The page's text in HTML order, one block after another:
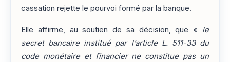
cassation rejette le pourvoi formé par la banque.
Elle affirme, au soutien de sa décision, que « le
secret bancaire institué par l’article L. 511-33 du
code monétaire et financier ne constitue pas un